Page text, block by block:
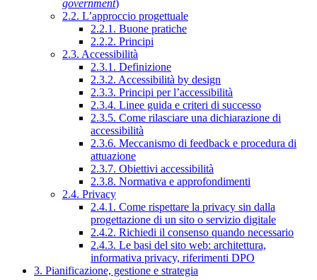
government)
2.2. L’approccio progettuale
2.2.1. Buone pratiche
2.2.2. Principi
2.3. Accessibilità
2.3.1. Definizione
2.3.2. Accessibilità by design
2.3.3. Principi per l’accessibilità
2.3.4. Linee guida e criteri di successo
2.3.5. Come rilasciare una dichiarazione di
accessibilità
2.3.6. Meccanismo di feedback e procedura di
attuazione
2.3.7. Obiettivi accessibilità
2.3.8. Normativa e approfondimenti
2.4. Privacy
2.4.1. Come rispettare la privacy sin dalla
progettazione di un sito o servizio digitale
2.4.2. Richiedi il consenso quando necessario
2.4.3. Le basi del sito web: architettura,
informativa privacy, riferimenti DPO
3. Pianificazione, gestione e strategia